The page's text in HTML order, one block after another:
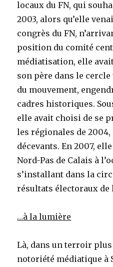
locaux du FN, qui
2003, alors qu’elle
congrès du FN,
position du comité
médiatisation, elle
son père dans le
du mouvement,
cadres historiques.
elle avait choisi de se
les régionales de 2004,
décevants. En 2007,
Nord-Pas de Calais à
s’installant dans la
résultats électoraux de
…à la lumière
Là, dans un terroir
notoriété médiatique à